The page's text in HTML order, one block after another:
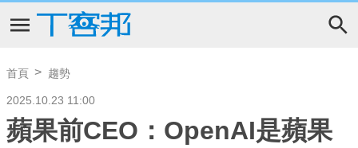
首頁 趨勢
2025.10.23 11:00
蘋果前CEO：OpenAI是蘋果